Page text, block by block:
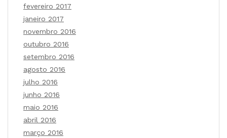
fevereiro 2017
janeiro 2017
novembro 2016
outubro 2016
setembro 2016
agosto 2016
julho 2016
junho 2016
maio 2016
abril 2016
março 2016